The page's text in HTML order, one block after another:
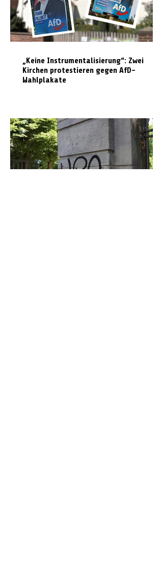
„Keine Instrumentalisierung“: Zwei
Kirchen protestieren gegen AfD-
Wahlplakate